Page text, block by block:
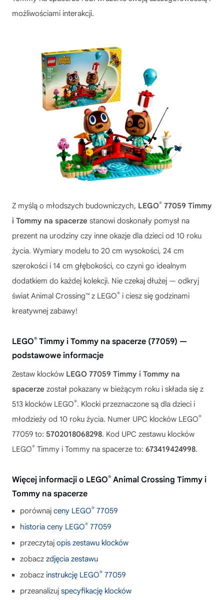
możliwościami interakcji.
Z myślą o młodszych budowniczych, LEGO® 77059 Timmy
i Tommy na spacerze stanowi doskonały pomysł na
prezent na urodziny czy inne okazje dla dzieci od 10 roku
życia. Wymiary modelu to 20 cm wysokości, 24 cm
szerokości i 14 cm głębokości, co czyni go idealnym
dodatkiem do każdej kolekcji. Nie czekaj dłużej — odkryj
świat Animal Crossing™ z LEGO® i ciesz się godzinami
kreatywnej zabawy!
LEGO® Timmy i Tommy na spacerze (77059) —
podstawowe informacje
Zestaw klocków LEGO 77059 Timmy i Tommy na
spacerze został pokazany w bieżącym roku i składa się z
513 klocków LEGO®. Klocki przeznaczone są dla dzieci i
młodzieży od 10 roku życia. Numer UPC klocków LEGO®
77059 to: 5702018068298. Kod UPC zestawu klocków
LEGO® Timmy i Tommy na spacerze to: 673419424998.
Więcej informacji o LEGO® Animal Crossing Timmy i
Tommy na spacerze
porównaj ceny LEGO® 77059
historia ceny LEGO® 77059
przeczytaj opis zestawu klocków
zobacz zdjęcia zestawu
zobacz instrukcję LEGO® 77059
przeanalizuj specyfikację klocków